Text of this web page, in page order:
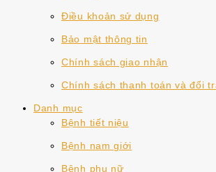
Điều khoản sử dụng
Bảo mật thông tin
Chính sách giao nhận
Chính sách thanh toán và đổi
Danh mục
Bệnh tiết niệu
Bệnh nam giới
Bệnh phụ nữ